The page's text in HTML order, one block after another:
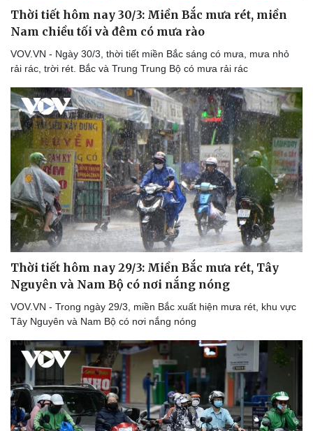
Thời tiết hôm nay 30/3: Miền Bắc mưa rét, miền
Nam chiều tối và đêm có mưa rào
VOV.VN - Ngày 30/3, thời tiết miền Bắc sáng có mưa, mưa nhỏ
rải rác, trời rét. Bắc và Trung Trung Bộ có mưa rải rác
Thời tiết hôm nay 29/3: Miền Bắc mưa rét, Tây
Nguyên và Nam Bộ có nơi nắng nóng
VOV.VN - Trong ngày 29/3, miền Bắc xuất hiện mưa rét, khu vực
Tây Nguyên và Nam Bộ có nơi nắng nóng